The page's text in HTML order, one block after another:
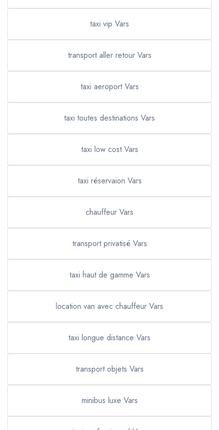
taxi vip Vars
transport aller retour Vars
taxi aeroport Vars
taxi toutes destinations Vars
taxi low cost Vars
taxi réservaion Vars
chauffeur Vars
transport privatisé Vars
taxi haut de gamme Vars
location van avec chauffeur Vars
taxi longue distance Vars
transport objets Vars
minibus luxe Vars